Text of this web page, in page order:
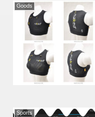
Goods
Sports